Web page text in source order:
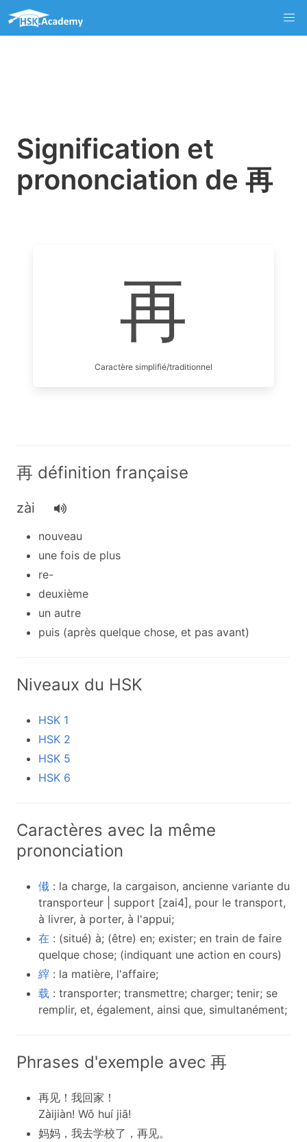
Signification et
prononciation de 再
再
Caractère simplifié/traditionnel
再 définition française
zài
nouveau
une fois de plus
re-
deuxième
un autre
puis (après quelque chose, et pas avant)
Niveaux du HSK
HSK 1
HSK 2
HSK 5
HSK 6
Caractères avec la même
prononciation
傤 : la charge, la cargaison, ancienne variante du
transporteur | support [zai4], pour le transport,
à livrer, à porter, à l'appui;
在 : (situé) à; (être) en; exister; en train de faire
quelque chose; (indiquant une action en cours)
縡 : la matière, l'affaire;
载 : transporter; transmettre; charger; tenir; se
remplir, et, également, ainsi que, simultanément;
Phrases d'exemple avec 再
再见！我回家！
Zàijiàn! Wǒ huí jiā!
妈妈，我去学校了，再见。